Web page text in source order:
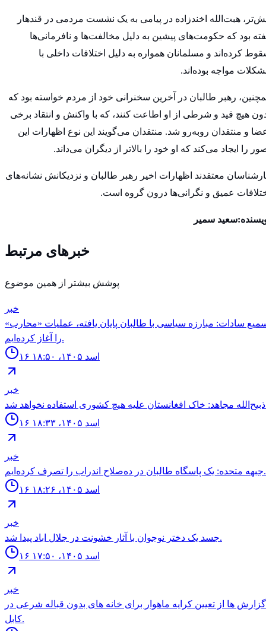
هبت‌الله اخندزاده در پیامی به یک نشست مردمی در قندهار
بود که حکومت‌های پیشین به دلیل مخالفت‌ها و نافرمانی‌ها
کرده‌اند و مسلمانان همواره به دلیل اختلافات داخلی با
مواجه بوده‌اند.
رهبر طالبان در آخرین سخنرانی خود از مردم خواسته بود که
هیچ قید و شرطی از او اطاعت کنند، که با واکنش و انتقاد برخی
و منتقدان روبه‌رو شد. منتقدان می‌گویند این نوع اظهارات این
را ایجاد می‌کند که او خود را بالاتر از دیگران می‌داند.
معتقدند اظهارات اخیر رهبر طالبان و نزدیکانش نشانه‌های
عمیق و نگرانی‌ها درون گروه است.
سمیر
خبرهای مرتبط
پوشش بیشتر از همین موضوع
خبر
سادات: مبارزه سیاسی با طالبان پایان یافته، عملیات «محارب»
را آغاز کرده‌ایم.
۱۶ اسد ۱۴۰۵، ۱۸:۵۰
خبر
۱۶ اسد ۱۴۰۵، ۱۸:۳۳
خبر
جبهه متحده: یک پاسگاه طالبان در ده‌صلاح اندراب را تصرف کرده‌ایم.
۱۶ اسد ۱۴۰۵، ۱۸:۲۶
خبر
جسد يک دختر نوجوان با آثار خشونت در جلال اباد پيدا شد.
۱۶ اسد ۱۴۰۵، ۱۷:۵۰
خبر
گزارش ها از تعيين كرايه ماهوار براى خانه هاى بدون قباله شرعى در
كابل.